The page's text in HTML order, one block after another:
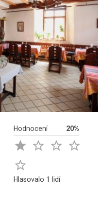
Hodnocení 20%
   

Hlasovalo 1 lidí